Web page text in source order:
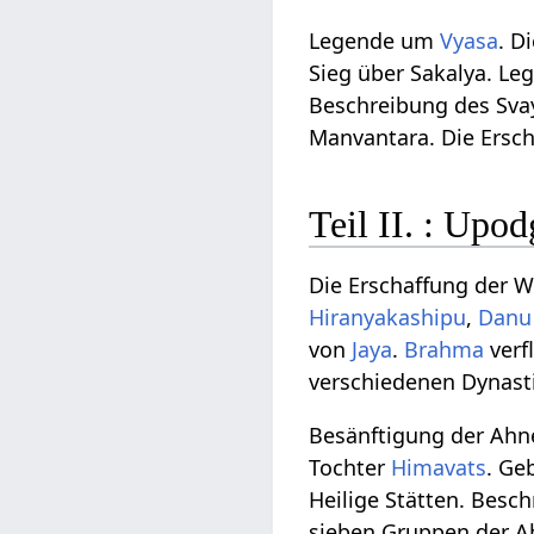
Legende umVyasa.
Sieg über Sakalya.
Beschreibung des
Manvantara. Die
Teil II. :
Die Erschaffung der
Hiranyakashipu, Danu
von Jaya. Brahma
verschiedenen
Besänftigung der
Tochter Himavats.
Heilige Stätten.